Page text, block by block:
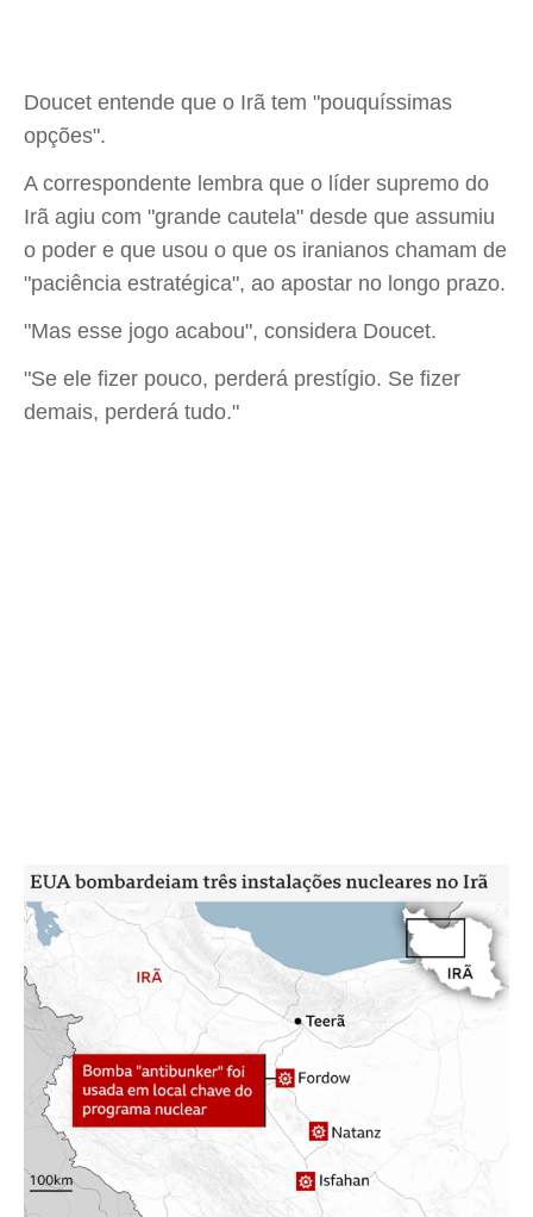
Doucet entende que o Irã tem "pouquíssimas
opções".
A correspondente lembra que o líder supremo do
Irã agiu com "grande cautela" desde que assumiu
o poder e que usou o que os iranianos chamam de
"paciência estratégica", ao apostar no longo prazo.
"Mas esse jogo acabou", considera Doucet.
"Se ele fizer pouco, perderá prestígio. Se fizer
demais, perderá tudo."